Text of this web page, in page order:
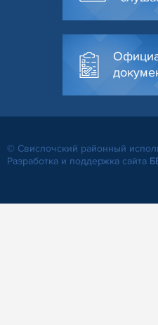
© Свислочский районный
Разработка и поддержка сайта